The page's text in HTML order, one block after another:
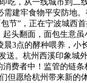
吃，从一线城市到二
建牢食物平安防地
节”，正在宁波城西
头翻面，面包生意虽
3点的酵种喂养，小
送。杭州西溪印象城
费者中！监管的链
但愿给杭州带来新的